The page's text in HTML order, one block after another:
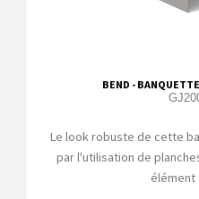
BEND -
Le look robuste de cette
par l'utilisation de
élément